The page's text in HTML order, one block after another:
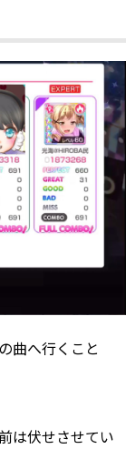
曲へ行くこと
は伏せさせてい